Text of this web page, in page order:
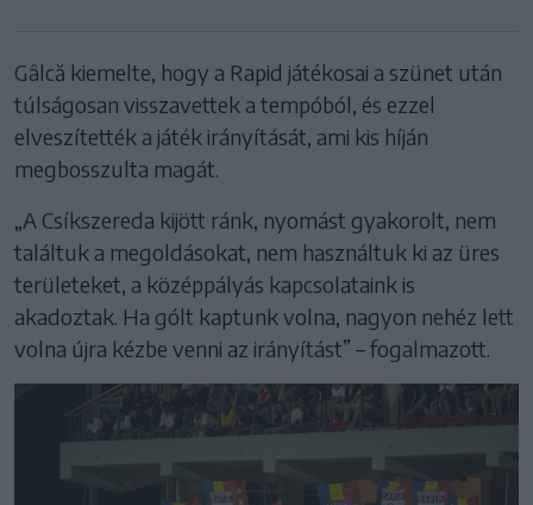
Gâlcă kiemelte, hogy a Rapid játékosai a szünet után
túlságosan visszavettek a tempóból, és ezzel
elveszítették a játék irányítását, ami kis híján
megbosszulta magát.
„A Csíkszereda kijött ránk, nyomást gyakorolt, nem
találtuk a megoldásokat, nem használtuk ki az üres
területeket, a középpályás kapcsolataink is
akadoztak. Ha gólt kaptunk volna, nagyon nehéz lett
volna újra kézbe venni az irányítást” – fogalmazott.